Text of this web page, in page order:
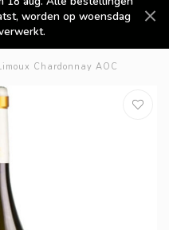
worden op woensdag
Chardonnay AOC